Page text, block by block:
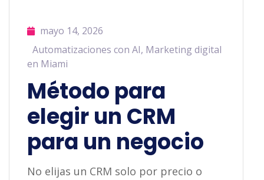
mayo 14, 2026
Automatizaciones con AI, Marketing digital
en Miami
Método para
elegir un CRM
para un negocio
No elijas un CRM solo por precio o